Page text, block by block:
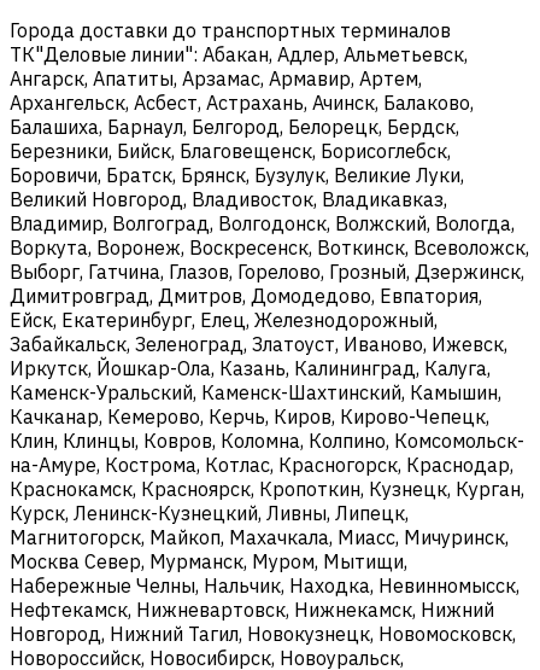
Города доставки до транспортных терминалов
ТК"Деловые линии": Абакан, Адлер, Альметьевск,
Ангарск, Апатиты, Арзамас, Армавир, Артем,
Архангельск, Асбест, Астрахань, Ачинск, Балаково,
Балашиха, Барнаул, Белгород, Белорецк, Бердск,
Березники, Бийск, Благовещенск, Борисоглебск,
Боровичи, Братск, Брянск, Бузулук, Великие Луки,
Великий Новгород, Владивосток, Владикавказ,
Владимир, Волгоград, Волгодонск, Волжский, Вологда,
Воркута, Воронеж, Воскресенск, Воткинск, Всеволожск,
Выборг, Гатчина, Глазов, Горелово, Грозный, Дзержинск,
Димитровград, Дмитров, Домодедово, Евпатория,
Ейск, Екатеринбург, Елец, Железнодорожный,
Забайкальск, Зеленоград, Златоуст, Иваново, Ижевск,
Иркутск, Йошкар-Ола, Казань, Калининград, Калуга,
Каменск-Уральский, Каменск-Шахтинский, Камышин,
Качканар, Кемерово, Керчь, Киров, Кирово-Чепецк,
Клин, Клинцы, Ковров, Коломна, Колпино, Комсомольск-
на-Амуре, Кострома, Котлас, Красногорск, Краснодар,
Краснокамск, Красноярск, Кропоткин, Кузнецк, Курган,
Курск, Ленинск-Кузнецкий, Ливны, Липецк,
Магнитогорск, Майкоп, Махачкала, Миасс, Мичуринск,
Москва Север, Мурманск, Муром, Мытищи,
Набережные Челны, Нальчик, Находка, Невинномысск,
Нефтекамск, Нижневартовск, Нижнекамск, Нижний
Новгород, Нижний Тагил, Новокузнецк, Новомосковск,
Новороссийск, Новосибирск, Новоуральск,